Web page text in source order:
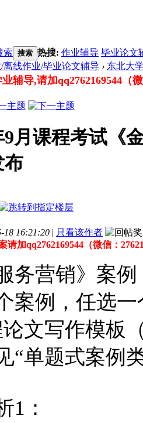
索 搜索 热搜: 作业辅导 毕业论文
离线作业/毕业论文辅导 › 东北大
辅导,请加qq2762169544（
9月课程考试《
布
18 16:21:20 | 只看该作者
请加qq2762169544（微信：
务营销》案例
案例，任选
文写作模板
“单题式案例
1：